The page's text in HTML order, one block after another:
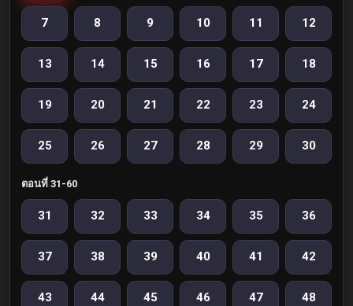
7 8 9 10 11 12
13 14 15 16 17 18
19 20 21 22 23 24
25 26 27 28 29 30
ตอนที่ 31-60
31 32 33 34 35 36
37 38 39 40 41 42
43 44 45 46 47 48